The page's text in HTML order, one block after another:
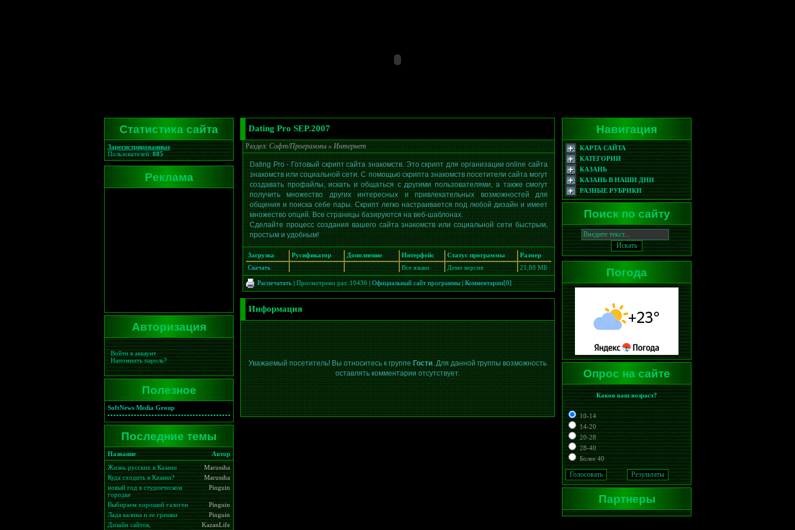
Статистика сайта
Зарегистрированные
Пользователей:885
Реклама
Авторизация
Войти в аккаунт
Напомнить пароль?
Полезное
SoftNews Media Group
Последние темы
Название
Автор
Жизнь русских в Казани
Marussha
Куда сходить в Казани?
Marussha
новый год в студенческом
городке
Pinguin
Выбираем хороший галоген
Pinguin
Лада калина и ее грешки
Pinguin
Дизайн сайтов,
KazanLife
Dating Pro SEP.2007
Раздел:Софт/Программы»Интернет
Dating Pro - Готовый скрипт сайта знакомств. Это скрипт для организации online сайта
знакомств или социальной сети. С помощью скрипта знакомств посетители сайта могут
создавать профайлы, искать и общаться с другими пользователями, а также смогут
получить множество других интересных и привлекательных возможностей для
общения и поиска себе пары. Скрипт легко настраивается под любой дизайн и имеет
множество опций. Все страницы базируются на веб-шаблонах.
Сделайте процесс создания вашего сайта знакомств или социальной сети быстрым,
простым и удобным!
Загрузка Русификатор Дополнение Интерфейс Статус программы
Размер
Скачать
Все языки Демо версия 21,88 МБ
Распечатать | Просмотрено раз: 10436| Официальный сайт программы | Комментарии[0]
Информация
Уважаемый посетитель! Вы относитесь к группе Гости. Для данной группы возможность
оставлять комментарии отсутствует.
Навигация
КАРТА САЙТА
КАТЕГОРИИ
КАЗАНЬ
КАЗАНЬ В НАШИ ДНИ
РАЗНЫЕ РУБРИКИ
Поиск по сайту
Погода
Опрос на сайте
Каков ваш возраст?
10-14
14-20
20-28
28-40
Более 40
Партнеры